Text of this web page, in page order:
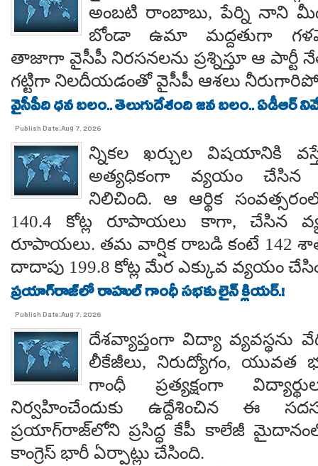
అంబటి రాంబాబు, పేర్ని నాని
బోండా ఉమా మద్దతుగా
తాజాగా వైసీపీ నిరసనలను ప్రశ్నిస్తూ ఆ
గట్టిగా నిలదీయడంతో వైసీపీ ఆశలు
వైసీపీది ధన బలం.. తెలుగుదేశంది జన బలం.. ఏడీఆర్
Publish Date:Aug 7, 2026
న్నికల ఖర్చుల విషయానికి
అత్యధికంగా వ్యయం చేసిన
నిలిచింది. ఆ ఆర్థిక
140.4 కోట్ల రూపాయలు కాగా, చేసిన
రూపాయలు. తమ వార్షిక రాబడి కంటే 142
దాదాపు 199.8 కోట్ల మేర ఎక్కువ వ్యయం
ప్రయాగ్‌రాజ్‌లో రాహుల్ గాంధీ సభకు లైన్ క్లియర్.!
Publish Date:Aug 7, 2026
దేశవ్యాప్తంగా విద్యా వ్యవస్థను
లీకేజీలు, నిరుద్యోగం, యువత
గాంధీ ప్రత్యక్షంగా
నిర్వహించేందుకు ఉద్దేశించిన ఈ
ప్రయాగ్‌రాజ్‌లోని ప్రసిద్ధ కేపీ కాలేజీ మైదానంలో
కాంగ్రెస్ భారీ ఏర్పాట్లు చేసింది.